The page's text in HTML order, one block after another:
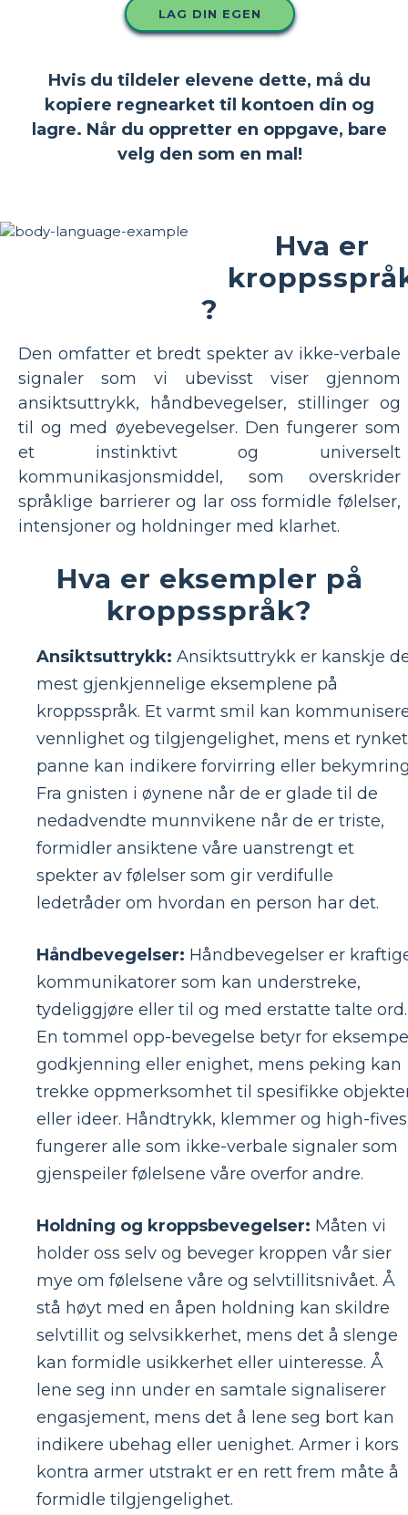
LAG DIN EGEN
Hvis du tildeler elevene dette, må du
kopiere regnearket til kontoen din og
lagre. Når du oppretter en oppgave, bare
velg den som en mal!
Hva er
?
Den omfatter et bredt spekter av ikke-verbale
signaler som vi ubevisst viser gjennom
ansiktsuttrykk, håndbevegelser, stillinger og
til og med øyebevegelser. Den fungerer som
et instinktivt og universelt
kommunikasjonsmiddel, som overskrider
språklige barrierer og lar oss formidle følelser,
intensjoner og holdninger med klarhet.
Hva er eksempler på
kroppsspråk?
Ansiktsuttrykk: Ansiktsuttrykk er kanskje
mest gjenkjennelige eksemplene på
kroppsspråk. Et varmt smil kan
vennlighet og tilgjengelighet, mens et rynket
panne kan indikere forvirring eller
Fra gnisten i øynene når de er glade til de
nedadvendte munnvikene når de er triste,
formidler ansiktene våre uanstrengt et
spekter av følelser som gir verdifulle
ledetråder om hvordan en person har det.
Håndbevegelser: Håndbevegelser er
kommunikatorer som kan understreke,
tydeliggjøre eller til og med erstatte talte ord.
En tommel opp-bevegelse betyr for
godkjenning eller enighet, mens peking kan
trekke oppmerksomhet til spesifikke
eller ideer. Håndtrykk, klemmer og high-fives
fungerer alle som ikke-verbale signaler som
gjenspeiler følelsene våre overfor andre.
Holdning og kroppsbevegelser: Måten vi
holder oss selv og beveger kroppen vår sier
mye om følelsene våre og selvtillitsnivået. Å
stå høyt med en åpen holdning kan skildre
selvtillit og selvsikkerhet, mens det å slenge
kan formidle usikkerhet eller uinteresse. Å
lene seg inn under en samtale signaliserer
engasjement, mens det å lene seg bort kan
indikere ubehag eller uenighet. Armer i kors
kontra armer utstrakt er en rett frem måte å
formidle tilgjengelighet.